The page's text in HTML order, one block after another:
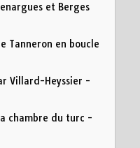
et Berges
Tanneron en boucle
Villard-Heyssier -
chambre du turc -